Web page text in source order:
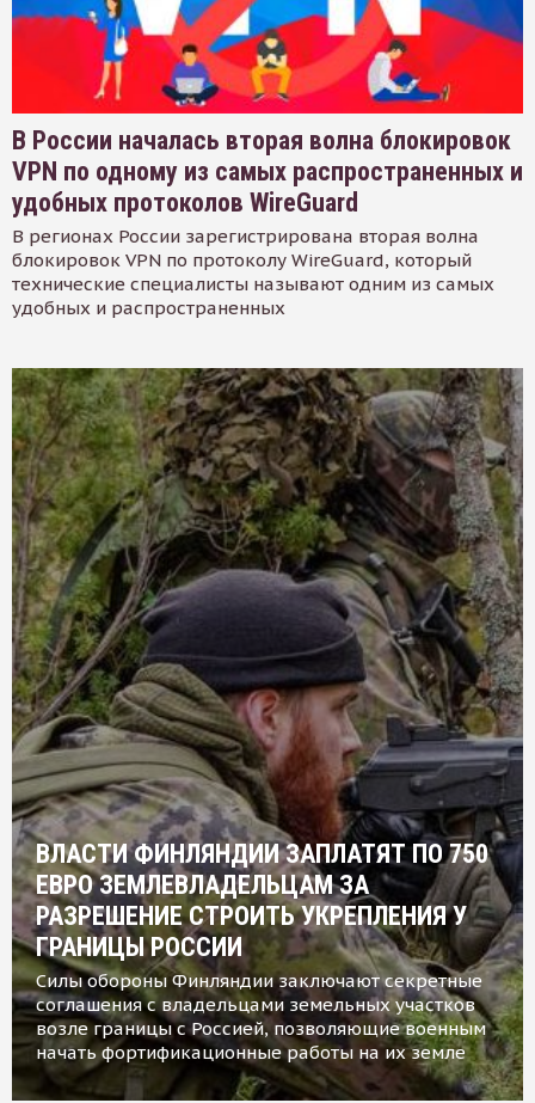
В России началась вторая волна блокировок
VPN по одному из самых распространенных и
удобных протоколов WireGuard
В регионах России зарегистрирована вторая волна
блокировок VPN по протоколу WireGuard, который
технические специалисты называют одним из самых
удобных и распространенных
ВЛАСТИ ФИНЛЯНДИИ ЗАПЛАТЯТ ПО 750
ЕВРО ЗЕМЛЕВЛАДЕЛЬЦАМ ЗА
РАЗРЕШЕНИЕ СТРОИТЬ УКРЕПЛЕНИЯ У
ГРАНИЦЫ РОССИИ
Силы обороны Финляндии заключают секретные
соглашения с владельцами земельных участков
возле границы с Россией, позволяющие военным
начать фортификационные работы на их земле